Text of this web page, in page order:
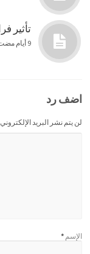
تأثير
9 أيام مضت
اضف رد
لن يتم نشر البريد
الإسم *